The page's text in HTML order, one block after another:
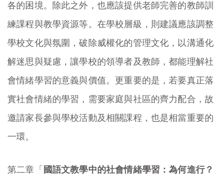
各的困境。除此之外，也應該提供老師完善的教師訓
練課程與教學資源等。在學校層級，則建議應該調整
學校文化與氛圍，破除威權化的管理文化，以溝通化
解迷思與疑慮，讓學校的領導者及教師，都能理解社
會情緒學習的意義與價值。更重要的是，若要真正落
實社會情緒的學習，需要家庭與社區的齊力配合，故
邀請家長參與學校活動及相關課程，也是相當重要的
一環。
第二章「 國語文教學中的社會情緒學習：為何進行？